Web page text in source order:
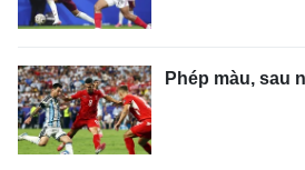
Phép màu, sau